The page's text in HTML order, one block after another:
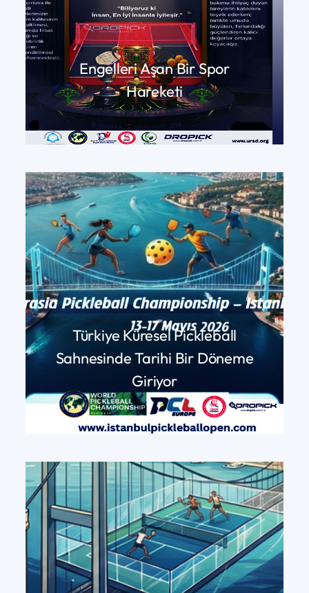
Engelleri Aşan Bir Spor
Hareketi
DEVAMINI OKU
Türkiye Küresel Pickleball
Sahnesinde Tarihi Bir Döneme
Giriyor
DEVAMINI OKU